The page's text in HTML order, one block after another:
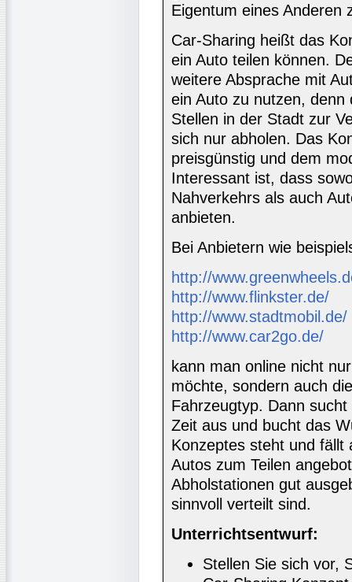
Eigentum eines Anderen
Car-Sharing heißt das
ein Auto teilen können.
weitere Absprache mit
ein Auto zu nutzen,
Stellen in der Stadt zur
sich nur abholen. Das
preisgünstig und dem
Interessant ist, dass
Nahverkehrs als auch
anbieten.
Bei Anbietern wie
http://
http://www.flinkster.de/
http://www.stadtmobil.de/
http://www.car2go.de/
kann man online nicht
möchte, sondern auch
Fahrzeugtyp. Dann
Zeit aus und bucht das
Konzeptes steht und fällt
Autos zum Teilen
Abholstationen gut
sinnvoll verteilt sind.
Unterrichtsentwurf:
Stellen Sie sich vor,